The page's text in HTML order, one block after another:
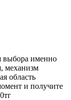
выбора именно
механизм
область
и получите